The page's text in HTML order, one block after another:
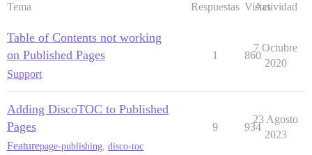
Tema Respuestas Vistas
Actividad
Table of Contents not working
on Published Pages
Support
1 860
7 Octubre
2020
Adding DiscoTOC to Published
Pages
Featurepage-publishing disco-toc
9 934
23 Agosto
2023